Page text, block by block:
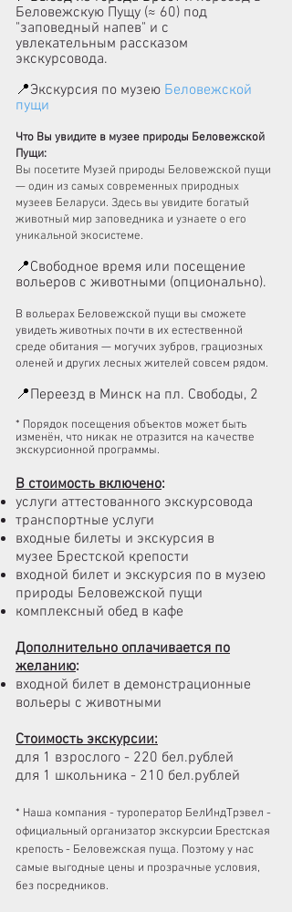
Беловежскую Пущу (≈ 60) под
"заповедный напев" и с
увлекательным рассказом
экскурсовода.
📍Экскурсия по музею Беловежской
пущи
Что Вы увидите в музее природы Беловежской
Пущи:
Вы посетите Музей природы Беловежской пущи
— один из самых современных природных
музеев Беларуси. Здесь вы увидите богатый
животный мир заповедника и узнаете о его
уникальной экосистеме.
📍Свободное время или посещение
вольеров с животными (опционально).
В вольерах Беловежской пущи вы сможете
увидеть животных почти в их естественной
среде обитания — могучих зубров, грациозных
оленей и других лесных жителей совсем рядом.
📍Переезд в Минск на пл. Свободы, 2
* Порядок посещения объектов может быть
изменён, что никак не отразится на качестве
экскурсионной программы.
В стоимость включено:
услуги аттестованного экскурсовода
транспортные услуги
входные билеты и экскурсия в
музее Брестской крепости
входной билет и экскурсия по в музею
природы Беловежской пущи
комплексный обед в кафе
Дополнительно оплачивается по
желанию:
входной билет в демонстрационные
вольеры с животными
Стоимость экскурсии:
для 1 взрослого - 220 бел.рублей
для 1 школьника - 210 бел.рублей
* Наша компания - туроператор БелИндТрэвел -
официальный организатор экскурсии Брестская
крепость - Беловежская пуща. Поэтому у нас
самые выгодные цены и прозрачные условия,
без посредников.